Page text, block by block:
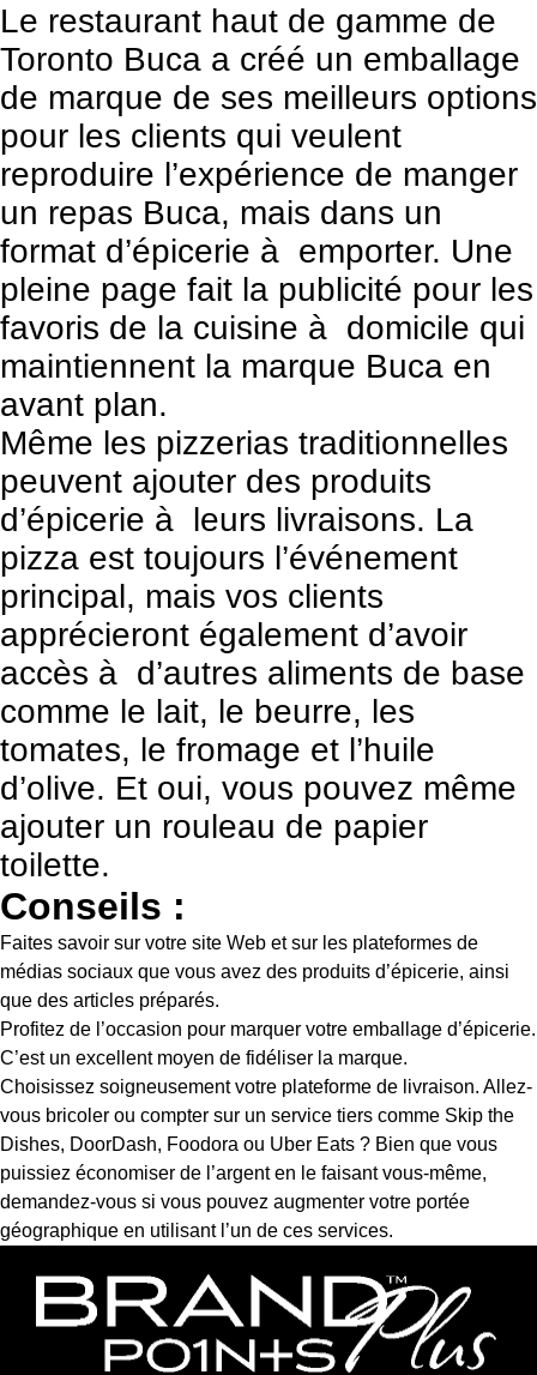
Le restaurant haut de gamme de
Toronto Buca a créé un emballage
de marque de ses meilleurs options
pour les clients qui veulent
reproduire l’expérience de manger
un repas Buca, mais dans un
format d’épicerie à emporter. Une
pleine page fait la publicité pour les
favoris de la cuisine à domicile qui
maintiennent la marque Buca en
avant plan.
Même les pizzerias traditionnelles
peuvent ajouter des produits
d’épicerie à leurs livraisons. La
pizza est toujours l’événement
principal, mais vos clients
apprécieront également d’avoir
accès à d’autres aliments de base
comme le lait, le beurre, les
tomates, le fromage et l’huile
d’olive. Et oui, vous pouvez même
ajouter un rouleau de papier
toilette.
Conseils :
Faites savoir sur votre site Web et sur les plateformes de
médias sociaux que vous avez des produits d’épicerie, ainsi
que des articles préparés.
Profitez de l’occasion pour marquer votre emballage d’épicerie.
C’est un excellent moyen de fidéliser la marque.
Choisissez soigneusement votre plateforme de livraison. Allez-
vous bricoler ou compter sur un service tiers comme Skip the
Dishes, DoorDash, Foodora ou Uber Eats ? Bien que vous
puissiez économiser de l’argent en le faisant vous-même,
demandez-vous si vous pouvez augmenter votre portée
géographique en utilisant l’un de ces services.